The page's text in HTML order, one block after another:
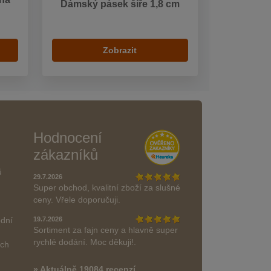
Dámský pásek šíře 1,8 cm
Zobrazit
Hodnocení
zákazníků
29.7.2026
Super obchod, kvalitní zboží za slušné
ceny. Vřele doporučuji.
19.7.2026
Sortiment za fajn ceny a hlavně super
rychlé dodání. Moc děkuji!.
» Aktuálně 19084 recenzí